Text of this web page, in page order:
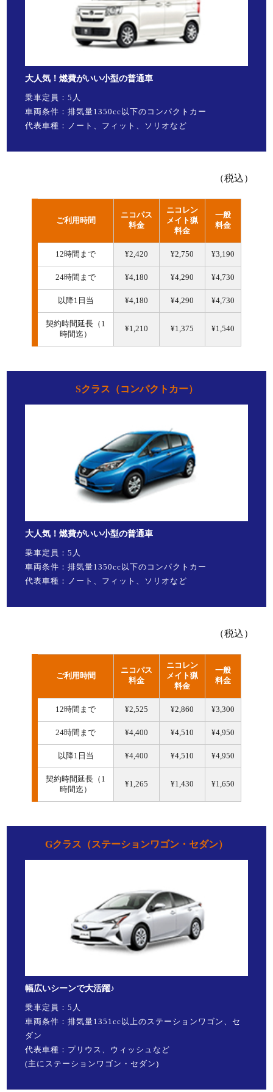
大人気！燃費がいい小型の普通車
乗車定員：5人
車両条件：排気量1350cc以下のコンパクトカー
代表車種：ノート、フィット、ソリオなど
（税込）
ご利用時間
ニコパス
料金
ニコレン
メイト猟
料金
一般
料金
12時間まで ¥2,420 ¥2,750 ¥3,190
24時間まで ¥4,180 ¥4,290 ¥4,730
以降1日当 ¥4,180 ¥4,290 ¥4,730
契約時間延長（1
時間迄）
¥1,210 ¥1,375 ¥1,540
Sクラス（コンパクトカー）
大人気！燃費がいい小型の普通車
乗車定員：5人
車両条件：排気量1350cc以下のコンパクトカー
代表車種：ノート、フィット、ソリオなど
（税込）
ご利用時間
ニコパス
料金
ニコレン
メイト猟
料金
一般
料金
12時間まで ¥2,525 ¥2,860 ¥3,300
24時間まで ¥4,400 ¥4,510 ¥4,950
以降1日当 ¥4,400 ¥4,510 ¥4,950
契約時間延長（1
時間迄）
¥1,265 ¥1,430 ¥1,650
Gクラス（ステーションワゴン・セダン）
幅広いシーンで大活躍♪
乗車定員：5人
車両条件：排気量1351cc以上のステーションワゴン、セ
ダン
代表車種：プリウス、ウィッシュなど
(主にステーションワゴン・セダン)